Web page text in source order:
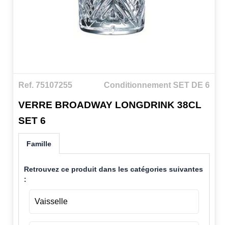
Ref. 75107255 Conditionnement SET DE 6
VERRE BROADWAY LONGDRINK 38CL
SET 6
Famille
Retrouvez ce produit dans les catégories suivantes
:
Vaisselle